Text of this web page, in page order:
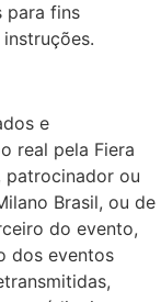
para fins
e
real pela Fiera
patrocinador ou
Brasil, ou de
do evento,
dos eventos